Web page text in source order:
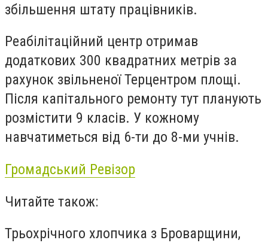
збільшення штату працівників.
Реабілітаційний центр отримав
додаткових 300 квадратних метрів за
рахунок звільненої Терцентром площі.
Після капітального ремонту тут планують
розмістити 9 класів. У кожному
навчатиметься від 6-ти до 8-ми учнів.
Громадський Ревізор
Читайте також:
Трьохрічного хлопчика з Броварщини,